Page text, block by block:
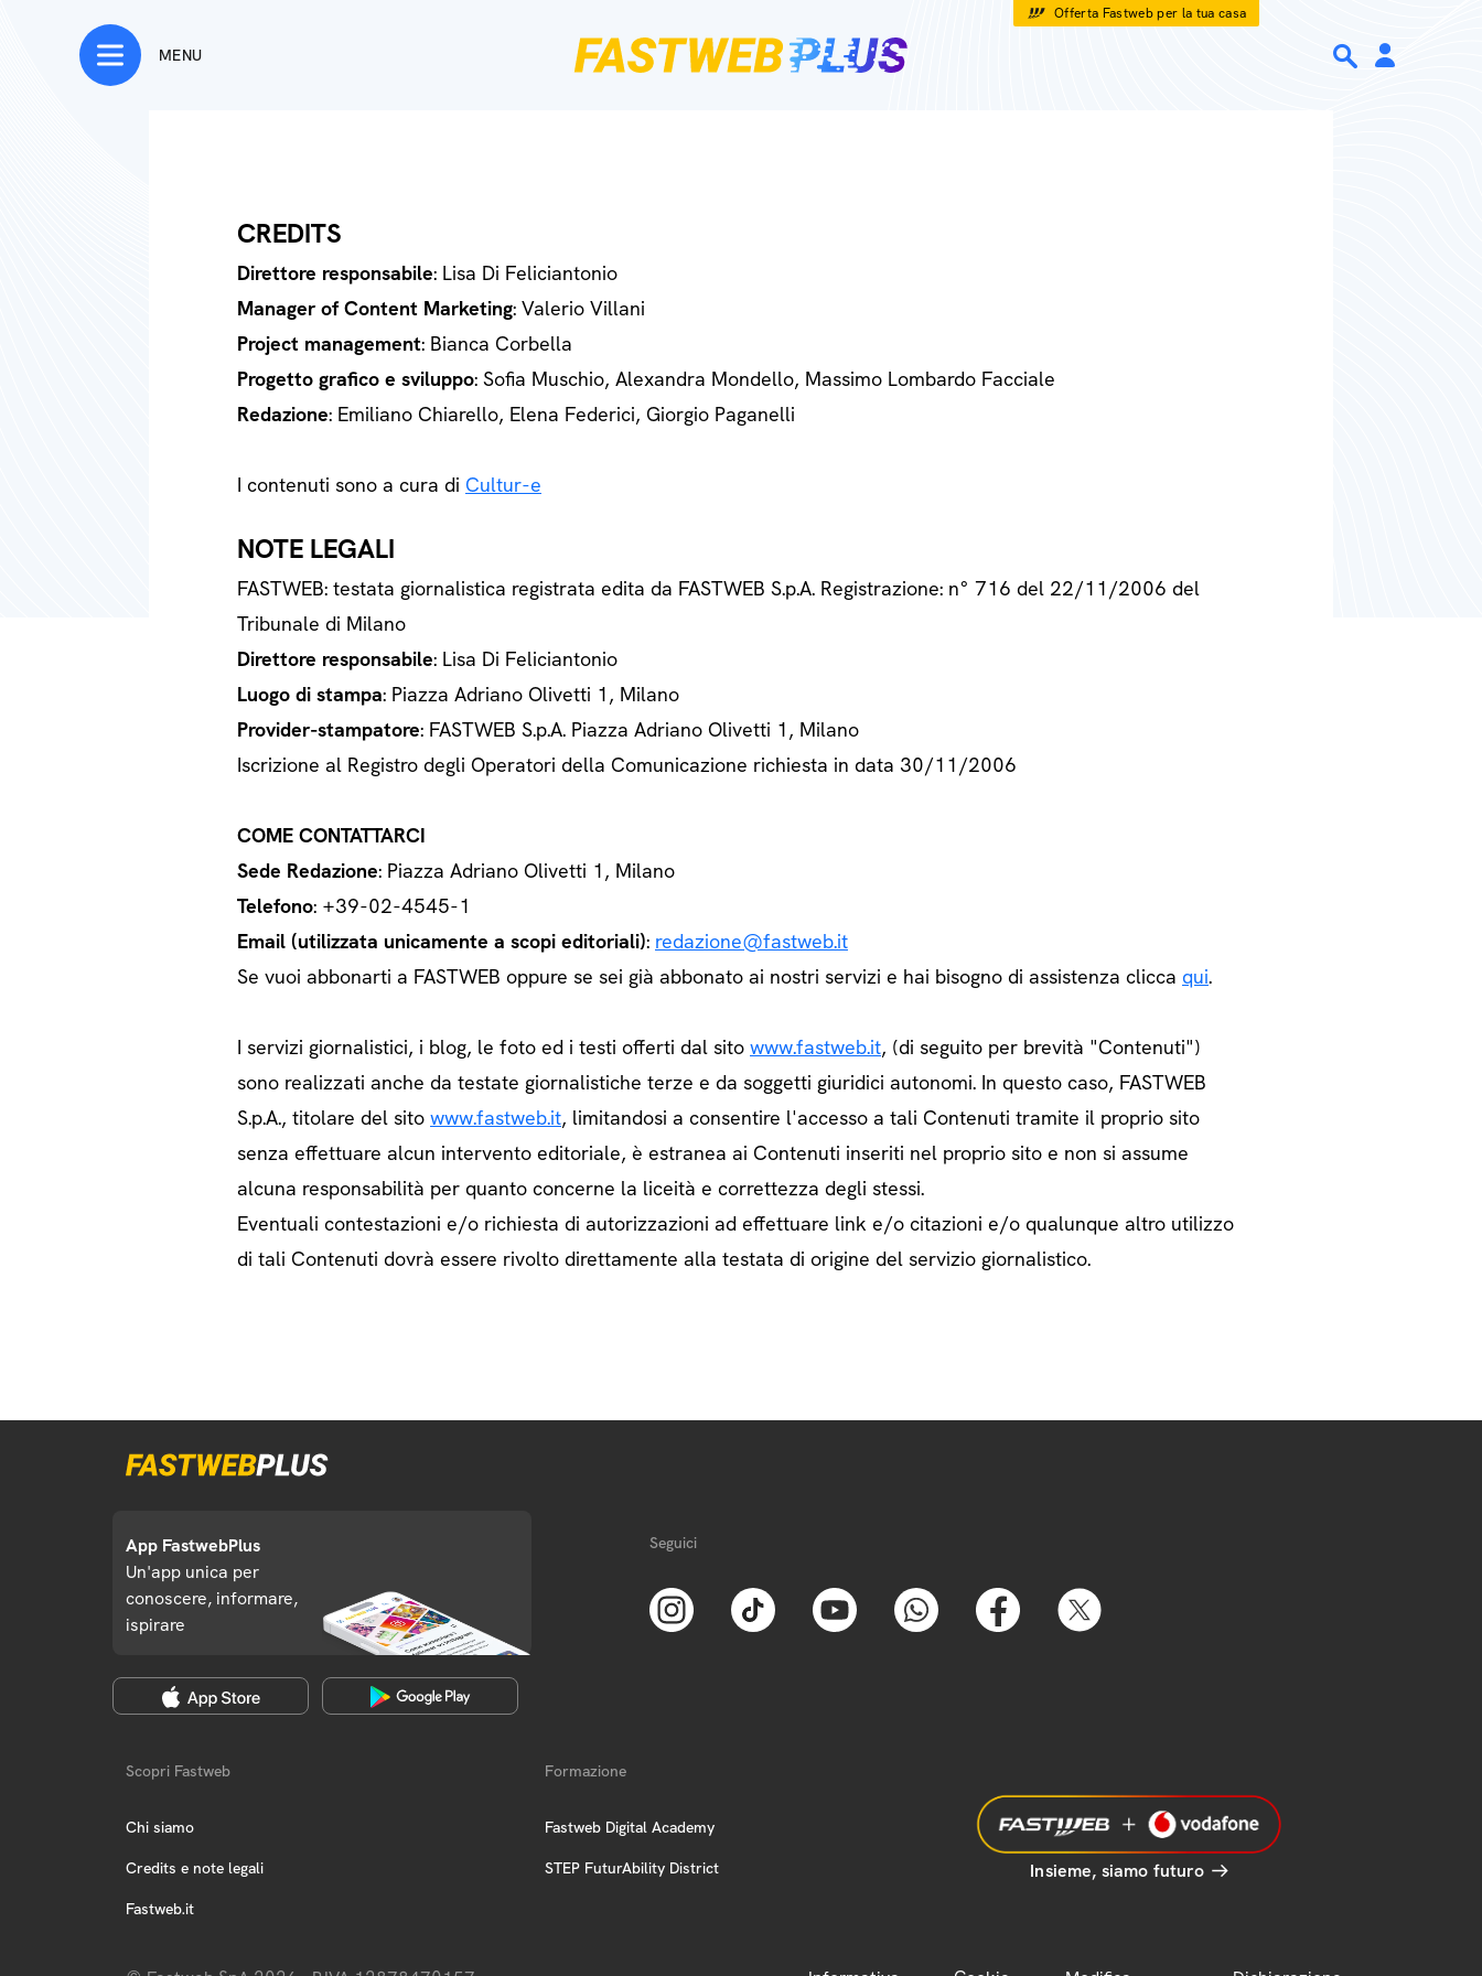
Offerta Fastweb per la tua casa
MENU
CREDITS
Direttore responsabile: Lisa Di Feliciantonio
Manager of Content Marketing: Valerio Villani
Project management: Bianca Corbella
Progetto grafico e sviluppo: Sofia Muschio, Alexandra Mondello, Massimo Lombardo Facciale
Redazione: Emiliano Chiarello, Elena Federici, Giorgio Paganelli
I contenuti sono a cura di Cultur-e
NOTE LEGALI
FASTWEB: testata giornalistica registrata edita da FASTWEB S.p.A. Registrazione: n° 716 del 22/11/2006 del
Tribunale di Milano
Direttore responsabile: Lisa Di Feliciantonio
Luogo di stampa: Piazza Adriano Olivetti 1, Milano
Provider-stampatore: FASTWEB S.p.A. Piazza Adriano Olivetti 1, Milano
Iscrizione al Registro degli Operatori della Comunicazione richiesta in data 30/11/2006
COME CONTATTARCI
Sede Redazione: Piazza Adriano Olivetti 1, Milano
Telefono: +39-02-4545-1
Email (utilizzata unicamente a scopi editoriali): redazione@fastweb.it
Se vuoi abbonarti a FASTWEB oppure se sei già abbonato ai nostri servizi e hai bisogno di assistenza clicca qui.
I servizi giornalistici, i blog, le foto ed i testi offerti dal sito www.fastweb.it, (di seguito per brevità "Contenuti")
sono realizzati anche da testate giornalistiche terze e da soggetti giuridici autonomi. In questo caso, FASTWEB
S.p.A., titolare del sito www.fastweb.it, limitandosi a consentire l'accesso a tali Contenuti tramite il proprio sito
senza effettuare alcun intervento editoriale, è estranea ai Contenuti inseriti nel proprio sito e non si assume
alcuna responsabilità per quanto concerne la liceità e correttezza degli stessi.
Eventuali contestazioni e/o richiesta di autorizzazioni ad effettuare link e/o citazioni e/o qualunque altro utilizzo
di tali Contenuti dovrà essere rivolto direttamente alla testata di origine del servizio giornalistico.
App FastwebPlus
Un'app unica per
conoscere, informare,
ispirare
Seguici
Scopri Fastweb
Chi siamo
Credits e note legali
Fastweb.it
Formazione
Fastweb Digital Academy
STEP FuturAbility District Insieme, siamo futuro